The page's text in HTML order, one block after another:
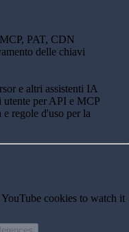
PAT, CDN
delle chiavi
e altri assistenti IA
utente per API e MCP
regole d'uso per la
cookies to watch it